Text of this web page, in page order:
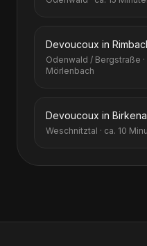
Devoucoux in
Odenwald / Bergstraße
Mörlenbach
Devoucoux in
Weschnitztal · ca. 10